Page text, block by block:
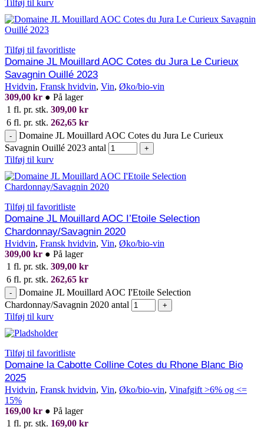
Tilføj til kurv
Tilføj til favoritliste
Domaine JL Mouillard AOC Cotes du Jura Le Curieux
Savagnin Ouillé 2023
Hvidvin, Fransk hvidvin, Vin, Øko/bio-vin
309,00 kr ● På lager
1 fl. pr. stk. 309,00 kr
6 fl. pr. stk. 262,65 kr
-
Domaine JL Mouillard AOC Cotes du Jura Le Curieux
Savagnin Ouillé 2023 antal
+
Tilføj til kurv
Tilføj til favoritliste
Domaine JL Mouillard AOC I’Etoile Selection
Chardonnay/Savagnin 2020
Hvidvin, Fransk hvidvin, Vin, Øko/bio-vin
309,00 kr ● På lager
1 fl. pr. stk. 309,00 kr
6 fl. pr. stk. 262,65 kr
-
Domaine JL Mouillard AOC I'Etoile Selection
Chardonnay/Savagnin 2020 antal
+
Tilføj til kurv
Tilføj til favoritliste
Domaine la Cabotte Colline Cotes du Rhone Blanc Bio
2025
Hvidvin, Fransk hvidvin, Vin, Øko/bio-vin, Vinafgift >6% og <=
15%
169,00 kr ● På lager
1 fl. pr. stk. 169,00 kr